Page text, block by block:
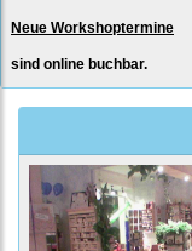
Neue Workshoptermine
sind online buchbar.